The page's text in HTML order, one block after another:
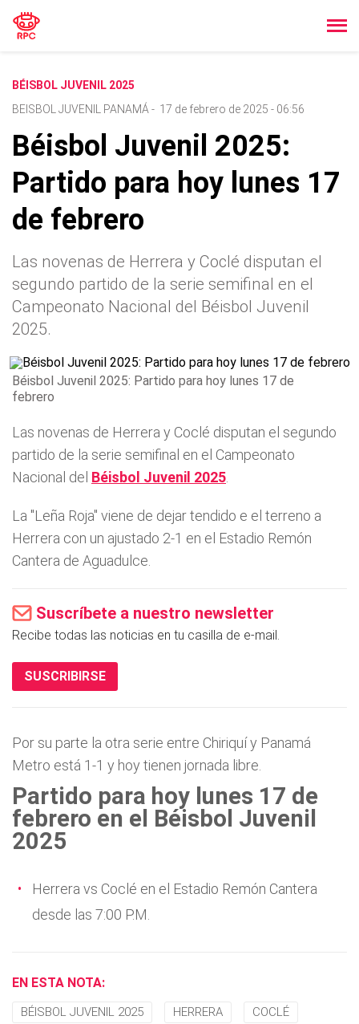
BÉISBOL JUVENIL 2025
BEISBOL JUVENIL PANAMÁ - 17 de febrero de 2025 - 06:56
Béisbol Juvenil 2025:
Partido para hoy lunes 17
de febrero
Las novenas de Herrera y Coclé disputan el
segundo partido de la serie semifinal en el
Campeonato Nacional del Béisbol Juvenil
2025.
Béisbol Juvenil 2025: Partido para hoy lunes 17 de
febrero
Las novenas de Herrera y Coclé disputan el segundo
partido de la serie semifinal en el Campeonato
Nacional del Béisbol Juvenil 2025
La "Leña Roja" viene de dejar tendido e el terreno a
Herrera con un ajustado 2-1 en el Estadio Remón
Cantera de Aguadulce.
Suscríbete a nuestro newsletter
Recibe todas las noticias en tu casilla de e-mail.
SUSCRIBIRSE
Por su parte la otra serie entre Chiriquí y Panamá
Metro está 1-1 y hoy tienen jornada libre.
Partido para hoy lunes 17 de
febrero en el Béisbol Juvenil
2025
Herrera vs Coclé en el Estadio Remón Cantera
desde las 7:00 P.M.
EN ESTA NOTA:
BÉISBOL JUVENIL 2025 HERRERA COCLÉ